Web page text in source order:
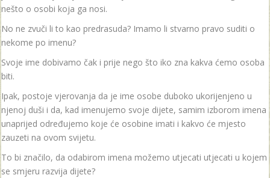
nešto o osobi koja ga nosi.
No ne zvuči li to kao predrasuda? Imamo li stvarno pravo suditi o
nekome po imenu?
Svoje ime dobivamo čak i prije nego što iko zna kakva ćemo osoba
biti.
Ipak, postoje vjerovanja da je ime osobe duboko ukorijenjeno u
njenoj duši i da, kad imenujemo svoje dijete, samim izborom imena
unaprijed određujemo koje će osobine imati i kakvo će mjesto
zauzeti na ovom svijetu.
To bi značilo, da odabirom imena možemo utjecati utjecati u kojem
se smjeru razvija dijete?